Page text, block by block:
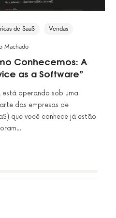
de SaaS Vendas
Machado
Conhecemos: A
as a Software”
operando sob uma
das empresas de
que você conhece já estão